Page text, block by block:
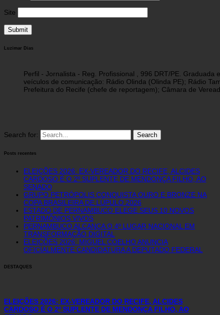
Site
Luzimar Dias
Perfil - Jornalista - Reg. Profissional , 996 DRT/PE.
veículos de comunicação: Rádio Olinda (Olinda PE); Rádio
Prefeitura do Recife (chefe de reportagem); Câmara de
Search for:
Posts recentes
ELEIÇÕES 2026: EX-VEREADOR DO RECIFE, ALCIDES
CARDOSO É O 2º SUPLENTE DE MENDONÇA FILHO, AO
SENADO
GRUPO PETRÓPOLIS CONQUISTA OURO E BRONZE NA
COPA BRASILEIRA DE LÚPULO 2026
ESTADO DE PERNAMBUCO ELEGE SEUS 10 NOVOS
PATRIMÔNIOS VIVOS
PERNAMBUCO ALCANÇA O 4º LUGAR NACIONAL EM
TRANSFORMAÇÃO DIGITAL
ELEIÇÕES 2026: MIGUEL COELHO ANUNCIA
OFICIALMENTE CANDIDATURA A DEPUTADO FEDERAL
DESTAQUES
ELEIÇÕES 2026: EX-VEREADOR DO RECIFE, ALCIDES
CARDOSO É O 2º SUPLENTE DE MENDONÇA FILHO, AO